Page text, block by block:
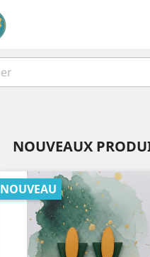
NOUVEAUX
NOUVEAU